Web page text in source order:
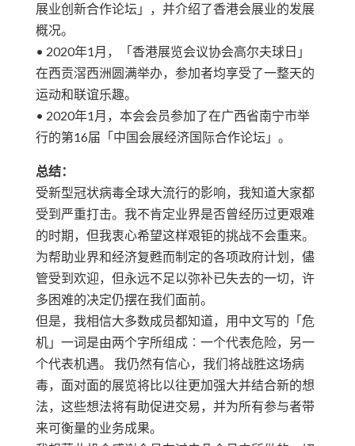
展业创新合作论坛」，并介绍了香港会展业的发展
概况。
• 2020年1月，「香港展览会议协会高尔夫球日」
在西贡滘西洲圆满举办，参加者均享受了一整天的
运动和联谊乐趣。
• 2020年1月，本会会员参加了在广西省南宁市举
行的第16届「中国会展经济国际合作论坛」。
总结：
受新型冠状病毒全球大流行的影响，我知道大家都
受到严重打击。我不肯定业界是否曾经历过更艰难
的时期，但我衷心希望这样艰钜的挑战不会重来。
为帮助业界和经济复甦而制定的各项政府计划，儘
管受到欢迎，但永远不足以弥补已失去的一切，许
多困难的决定仍摆在我们面前。
但是，我相信大多数成员都知道，用中文写的「危
机」一词是由两个字所组成︰一个代表危险，另一
个代表机遇。 我仍然有信心，我们将战胜这场病
毒，面对面的展览将比以往更加强大并结合新的想
法，这些想法将有助促进交易，并为所有参与者带
来可衡量的业务成果。